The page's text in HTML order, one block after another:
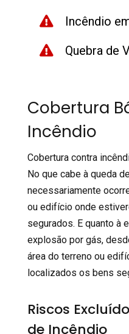
Incêndio
Quebra de
Cobertura
Incêndio
Cobertura contra
No que cabe à queda
necessariamente
ou edifício onde
segurados. E quanto à
explosão por gás,
área do terreno ou
localizados os bens
Riscos
de Incêndio